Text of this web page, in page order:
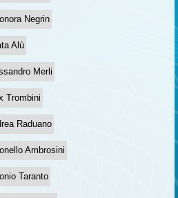
Negrin
Alù
Merli
Trombini
Raduano
Ambrosini
Taranto